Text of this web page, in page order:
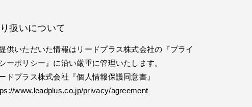
扱いについて
供いただいた情報はリードプラス株式会社の『プライ
ーポリシー』に沿い厳重に管理いたします。
ドプラス株式会社『個人情報保護同意書』
www.leadplus.co.jp/privacy/agreement